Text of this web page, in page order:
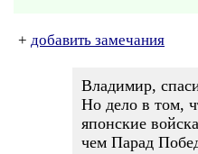
+ добавить замечания
Владимир,
Но дело в том,
японские
чем Парад